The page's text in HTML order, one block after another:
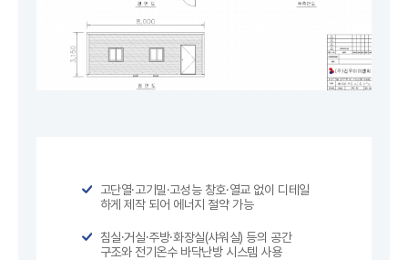
고단열·고기밀·고성능 창호·열교 없이 디테일
하게 제작 되어 에너지 절약 가능
침실·거실·주방·화장실(샤워실) 등의 공간
구조와 전기온수 바닥난방 시스템 사용